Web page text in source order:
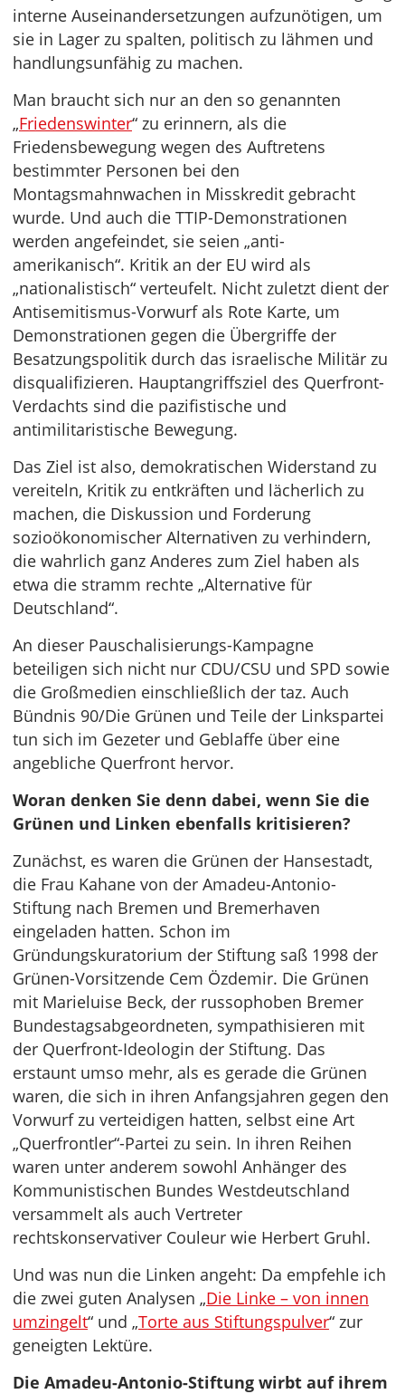
interne Auseinandersetzungen aufzunötigen, um
sie in Lager zu spalten, politisch zu lähmen und
handlungsunfähig zu machen.
Man braucht sich nur an den so genannten
„Friedenswinter“ zu erinnern, als die
Friedensbewegung wegen des Auftretens
bestimmter Personen bei den
Montagsmahnwachen in Misskredit gebracht
wurde. Und auch die TTIP-Demonstrationen
werden angefeindet, sie seien „anti-
amerikanisch“. Kritik an der EU wird als
„nationalistisch“ verteufelt. Nicht zuletzt dient der
Antisemitismus-Vorwurf als Rote Karte, um
Demonstrationen gegen die Übergriffe der
Besatzungspolitik durch das israelische Militär zu
disqualifizieren. Hauptangriffsziel des Querfront-
Verdachts sind die pazifistische und
antimilitaristische Bewegung.
Das Ziel ist also, demokratischen Widerstand zu
vereiteln, Kritik zu entkräften und lächerlich zu
machen, die Diskussion und Forderung
sozioökonomischer Alternativen zu verhindern,
die wahrlich ganz Anderes zum Ziel haben als
etwa die stramm rechte „Alternative für
Deutschland“.
An dieser Pauschalisierungs-Kampagne
beteiligen sich nicht nur CDU/CSU und SPD sowie
die Großmedien einschließlich der taz. Auch
Bündnis 90/Die Grünen und Teile der Linkspartei
tun sich im Gezeter und Geblaffe über eine
angebliche Querfront hervor.
Woran denken Sie denn dabei, wenn Sie die
Grünen und Linken ebenfalls kritisieren?
Zunächst, es waren die Grünen der Hansestadt,
die Frau Kahane von der Amadeu-Antonio-
Stiftung nach Bremen und Bremerhaven
eingeladen hatten. Schon im
Gründungskuratorium der Stiftung saß 1998 der
Grünen-Vorsitzende Cem Özdemir. Die Grünen
mit Marieluise Beck, der russophoben Bremer
Bundestagsabgeordneten, sympathisieren mit
der Querfront-Ideologin der Stiftung. Das
erstaunt umso mehr, als es gerade die Grünen
waren, die sich in ihren Anfangsjahren gegen den
Vorwurf zu verteidigen hatten, selbst eine Art
„Querfrontler“-Partei zu sein. In ihren Reihen
waren unter anderem sowohl Anhänger des
Kommunistischen Bundes Westdeutschland
versammelt als auch Vertreter
rechtskonservativer Couleur wie Herbert Gruhl.
Und was nun die Linken angeht: Da empfehle ich
die zwei guten Analysen „Die Linke – von innen
umzingelt“ und „Torte aus Stiftungspulver“ zur
geneigten Lektüre.
Die Amadeu-Antonio-Stiftung wirbt auf ihrem